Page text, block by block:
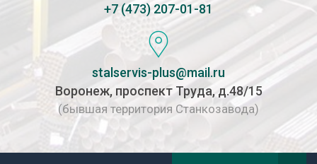
+7 (473) 207-01-81
stalservis-plus@mail.ru
Воронеж, проспект Труда, д.48/15
(бывшая территория Станкозавода)